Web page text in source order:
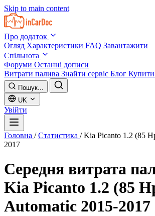
Skip to main content
Про додаток
Огляд Характеристики FAQ Завантажити
Спільнота
Форуми Останні дописи
Витрати палива Знайти сервіс Блог Купити
Пошук...
UK
Увійти
Головна / Статистика / Kia Picanto 1.2 (85
2017
Середня витрата
Kia Picanto 1.2 (85
Automatic 2015-2017